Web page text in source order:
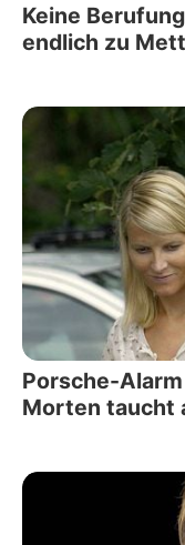
Keine
endlich zu
Porsche-
Morten taucht